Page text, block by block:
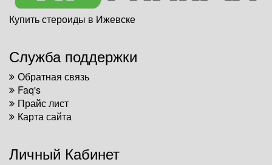
Купить стероиды в Ижевске
Служба поддержки
Обратная связь
Faq's
Прайс лист
Карта сайта
Личный Кабинет